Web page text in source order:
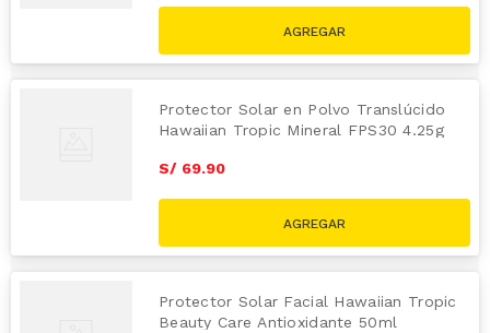
Protector Solar en Polvo Translúcido
Hawaiian Tropic Mineral FPS30 4.25g
S/ 69.90
Protector Solar Facial Hawaiian Tropic
Beauty Care Antioxidante 50ml